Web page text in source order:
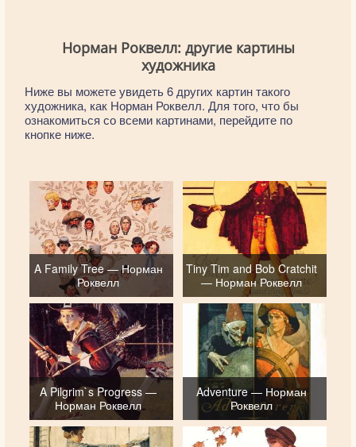
Норман Роквелл: другие картины
художника
Ниже вы можете увидеть 6 других картин такого
художника, как Норман Роквелл. Для того, что бы
ознакомиться со всеми картинами, перейдите по
кнопке ниже.
A Family Tree — Норман
Роквелл
Tiny Tim and Bob Cratchit
— Норман Роквелл
A Pilgrim`s Progress —
Норман Роквелл
Adventure — Норман
Роквелл